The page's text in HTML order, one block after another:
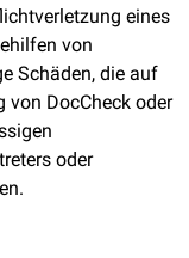
eines
von
Schäden, die auf
von DocCheck oder
oder